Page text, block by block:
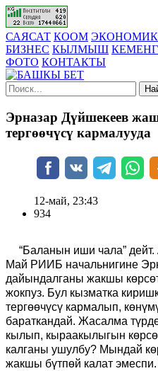
САЯСАТ КООМ
БИЗНЕС КЫЛМЫШ
ФОТО КОНТАКТЫ
Эрназар Дүйшекеев
тергөөчүсү кармалууда
12-май, 23:43
934
“Баланын иши чала”
Май РИИБ начальнигине
дайындалганы жакшы
жокпуз. Бул кызматка
тергөөчүсү кармалып,
бараткандай. Жасалма
кылып, кыраакылыгын
калганы ушулбу? Мындай
жакшы бүтпөй калат